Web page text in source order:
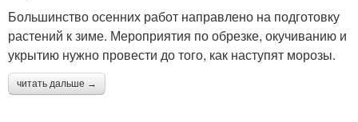
Большинство осенних работ направлено на подготовку
растений к зиме. Мероприятия по обрезке, окучиванию и
укрытию нужно провести до того, как наступят морозы.
читать дальше →